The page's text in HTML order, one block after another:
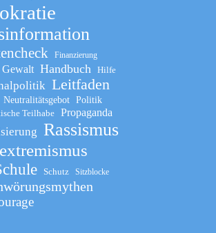
Finanzierung
Gewalt Handbuch Hilfe
Leitfaden
Neutralitätsgebot Politik
Teilhabe Propaganda
Rassismus
Schutz
Sitzblocke